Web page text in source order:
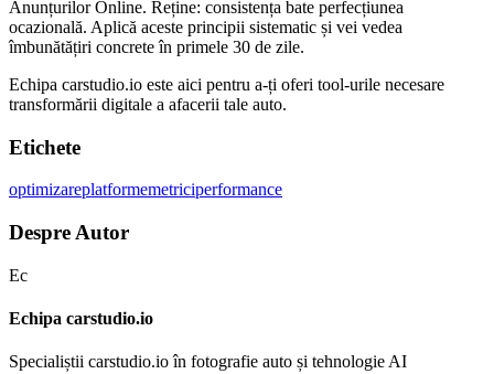
Anunțurilor Online. Reține: consistența bate perfecțiunea
ocazională. Aplică aceste principii sistematic și vei vedea
îmbunătățiri concrete în primele 30 de zile.
Echipa carstudio.io este aici pentru a-ți oferi tool-urile necesare
transformării digitale a afacerii tale auto.
Etichete
optimizareplatformemetriciperformance
Despre Autor
Ec
Echipa carstudio.io
Specialiștii carstudio.io în fotografie auto și tehnologie AI